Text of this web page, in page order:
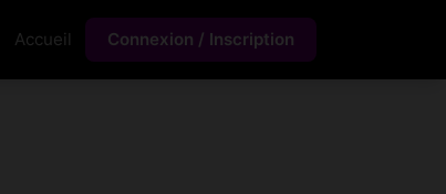
Accueil Connexion / Inscription